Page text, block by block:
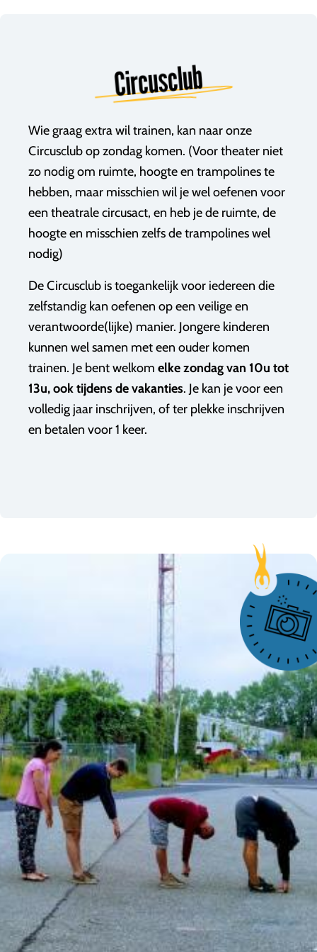
Circusclub
Wie graag extra wil trainen, kan naar onze
Circusclub op zondag komen. (Voor theater niet
zo nodig om ruimte, hoogte en trampolines te
hebben, maar misschien wil je wel oefenen voor
een theatrale circusact, en heb je de ruimte, de
hoogte en misschien zelfs de trampolines wel
nodig)
De Circusclub is toegankelijk voor iedereen die
zelfstandig kan oefenen op een veilige en
verantwoorde(lijke) manier. Jongere kinderen
kunnen wel samen met een ouder komen
trainen. Je bent welkom elke zondag van 10u tot
13u, ook tijdens de vakanties. Je kan je voor een
volledig jaar inschrijven, of ter plekke inschrijven
en betalen voor 1 keer.